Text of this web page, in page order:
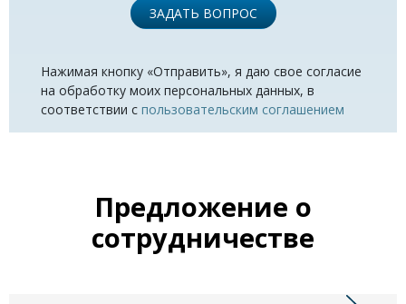
ЗАДАТЬ ВОПРОС
Нажимая кнопку «Отправить», я даю свое согласие
на обработку моих персональных данных, в
соответствии с пользовательским соглашением
Предложение о
сотрудничестве